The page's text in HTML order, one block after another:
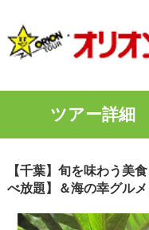
ツアー詳細
【千葉】旬を味わう美
べ放題】＆海の幸グル